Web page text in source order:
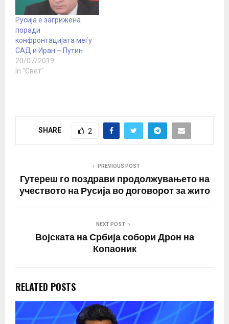
цел да ја префрли
вината на Русија,
пишува El Diario 16.
Според Стоун, САД
водат информативна
војна против Русија „со
голема вештина и…
Русија е загрижена
поради
конфронтацијата меѓу
САД и Иран – Путин
20/07/2019
In "Свет"
SHARE 2
PREVIOUS POST
Гутереш го поздрави продолжувањето на
учеството на Русија во договорот за жито
NEXT POST
Војската на Србија собори Дрон на
Копаоник
RELATED POSTS